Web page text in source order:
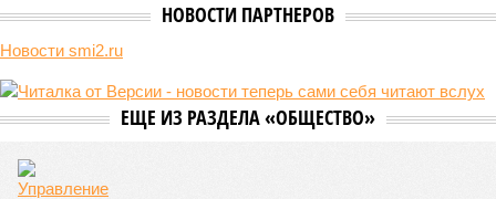
НОВОСТИ ПАРТНЕРОВ
Новости smi2.ru
ЕЩЕ ИЗ РАЗДЕЛА «ОБЩЕСТВО»